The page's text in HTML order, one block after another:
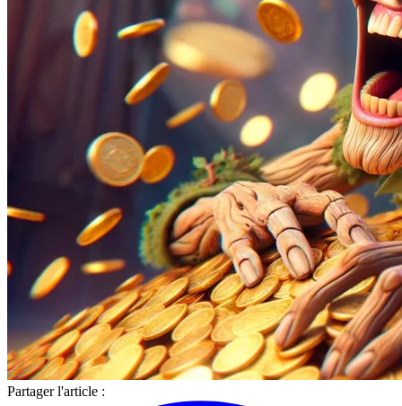
Partager l'article :